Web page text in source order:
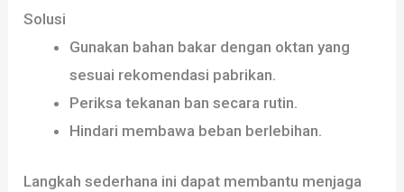
Solusi
Gunakan bahan bakar dengan oktan yang
sesuai rekomendasi pabrikan.
Periksa tekanan ban secara rutin.
Hindari membawa beban berlebihan.
Langkah sederhana ini dapat membantu menjaga